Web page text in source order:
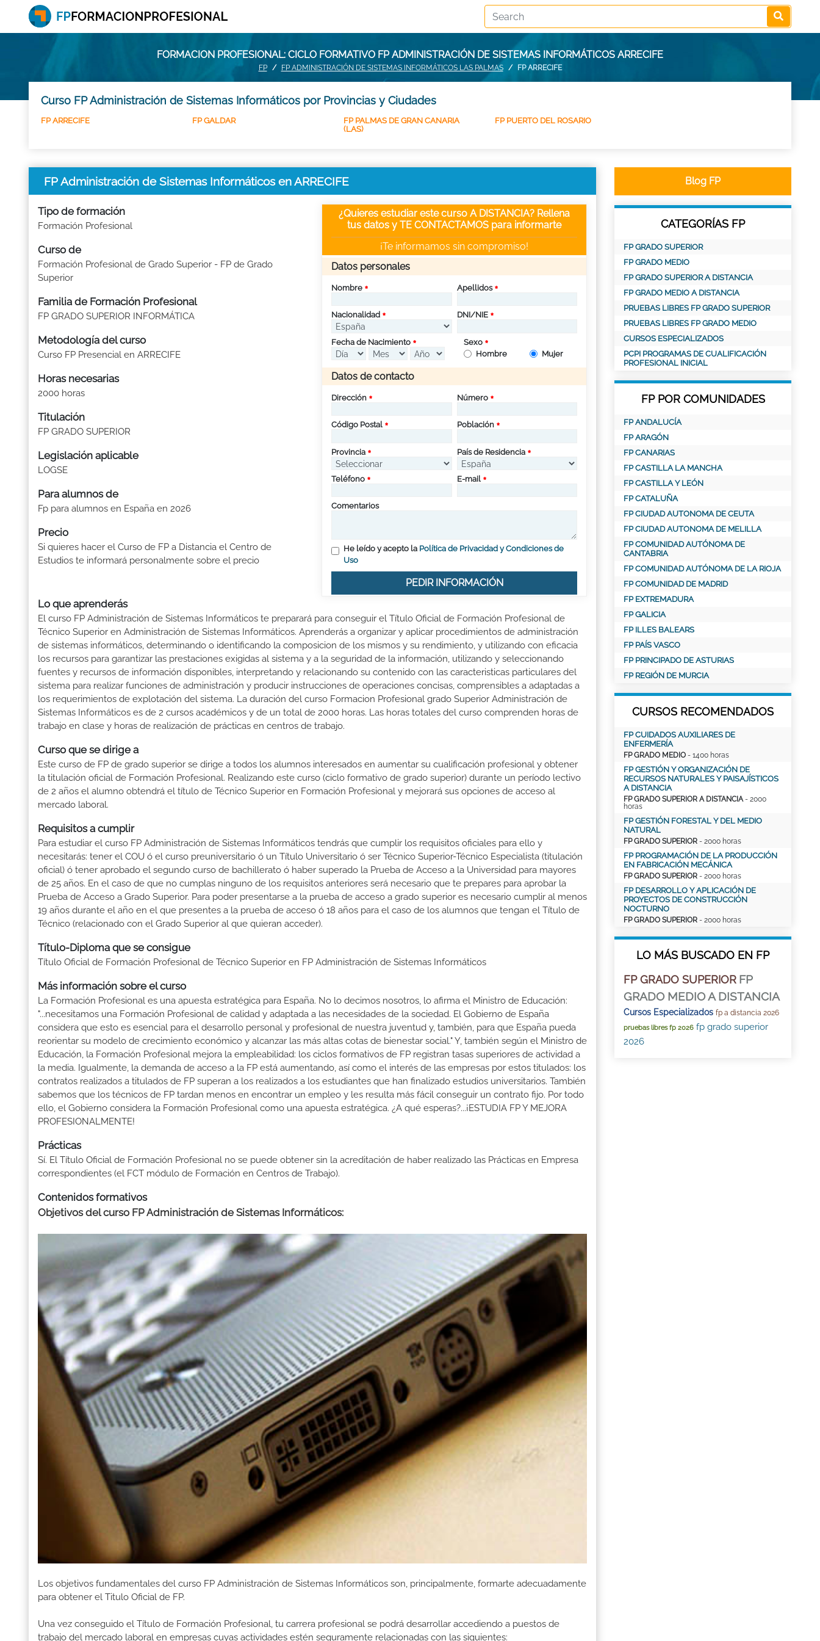
FORMACION PROFESIONAL: CICLO FORMATIVO FP ADMINISTRACIÓN DE SISTEMAS INFORMÁTICOS ARRECIFE
FP FP ADMINISTRACIÓN DE SISTEMAS INFORMÁTICOS LAS PALMAS FP ARRECIFE
Curso FP Administración de Sistemas Informáticos por Provincias y Ciudades
FP ARRECIFE FP GALDAR
FP PALMAS DE GRAN CANARIA
(LAS)
FP PUERTO DEL ROSARIO
FP Administración de Sistemas Informáticos en ARRECIFE
Tipo de formación
Formación Profesional
Curso de
Formación Profesional de Grado Superior - FP de Grado
Superior
Familia de Formación Profesional
FP GRADO SUPERIOR INFORMÁTICA
Metodología del curso
Curso FP Presencial en ARRECIFE
Horas necesarias
2000 horas
Titulación
FP GRADO SUPERIOR
Legislación aplicable
LOGSE
Para alumnos de
Fp para alumnos en España en 2026
Precio
Si quieres hacer el Curso de FP a Distancia el Centro de
Estudios te informará personalmente sobre el precio
¿Quieres estudiar este curso A DISTANCIA? Rellena
tus datos y TE CONTACTAMOS para informarte
¡Te informamos sin compromiso!
Datos personales
Nombre Apellidos
Nacionalidad DNI/NIE
Fecha de Nacimiento
Sexo
Hombre
Mujer
Datos de contacto
Dirección Número
Código Postal Población
Provincia País de Residencia
Teléfono E-mail
Comentarios
He leído y acepto la Política de Privacidad y Condiciones de
Uso
PEDIR INFORMACIÓN
Lo que aprenderás
El curso FP Administración de Sistemas Informáticos te preparará para conseguir el Título Oficial de Formación Profesional de
Técnico Superior en Administración de Sistemas Informáticos. Aprenderás a organizar y aplicar procedimientos de administración
de sistemas informáticos, determinando o identificando la composicion de los mismos y su rendimiento, y utilizando con eficacia
los recursos para garantizar las prestaciones exigidas al sistema y a la seguridad de la información, utilizando y seleccionando
fuentes y recursos de información disponibles, interpretando y relacionando su contenido con las caracteristicas particulares del
sistema para realizar funciones de administración y producir instrucciones de operaciones concisas, comprensibles a adaptadas a
los requerimientos de explotación del sistema. La duración del curso Formacion Profesional grado Superior Administración de
Sistemas Informáticos es de 2 cursos académicos y de un total de 2000 horas. Las horas totales del curso comprenden horas de
trabajo en clase y horas de realización de prácticas en centros de trabajo.
Curso que se dirige a
Este curso de FP de grado superior se dirige a todos los alumnos interesados en aumentar su cualificación profesional y obtener
la titulación oficial de Formación Profesional. Realizando este curso (ciclo formativo de grado superior) durante un período lectivo
de 2 años el alumno obtendrá el título de Técnico Superior en Formación Profesional y mejorará sus opciones de acceso al
mercado laboral.
Requisitos a cumplir
Para estudiar el curso FP Administración de Sistemas Informáticos tendrás que cumplir los requisitos oficiales para ello y
necesitarás: tener el COU ó el curso preuniversitario ó un Título Universitario ó ser Técnico Superior-Técnico Especialista (titulación
oficial) ó tener aprobado el segundo curso de bachillerato ó haber superado la Prueba de Acceso a la Universidad para mayores
de 25 años. En el caso de que no cumplas ninguno de los requisitos anteriores será necesario que te prepares para aprobar la
Prueba de Acceso a Grado Superior. Para poder presentarse a la prueba de acceso a grado superior es necesario cumplir al menos
19 años durante el año en el que presentes a la prueba de acceso ó 18 años para el caso de los alumnos que tengan el Título de
Técnico (relacionado con el Grado Superior al que quieran acceder).
Título-Diploma que se consigue
Título Oficial de Formación Profesional de Técnico Superior en FP Administración de Sistemas Informáticos
Más información sobre el curso
La Formación Profesional es una apuesta estratégica para España. No lo decimos nosotros, lo afirma el Ministro de Educación:
"...necesitamos una Formación Profesional de calidad y adaptada a las necesidades de la sociedad. El Gobierno de España
considera que esto es esencial para el desarrollo personal y profesional de nuestra juventud y, también, para que España pueda
reorientar su modelo de crecimiento económico y alcanzar las más altas cotas de bienestar social." Y, también según el Ministro de
Educación, la Formación Profesional mejora la empleabilidad: los ciclos formativos de FP registran tasas superiores de actividad a
la media. Igualmente, la demanda de acceso a la FP está aumentando, así como el interés de las empresas por estos titulados: los
contratos realizados a titulados de FP superan a los realizados a los estudiantes que han finalizado estudios universitarios. También
sabemos que los técnicos de FP tardan menos en encontrar un empleo y les resulta más fácil conseguir un contrato fijo. Por todo
ello, el Gobierno considera la Formación Profesional como una apuesta estratégica. ¿A qué esperas?...¡ESTUDIA FP Y MEJORA
PROFESIONALMENTE!
Prácticas
Sí. El Título Oficial de Formación Profesional no se puede obtener sin la acreditación de haber realizado las Prácticas en Empresa
correspondientes (el FCT módulo de Formación en Centros de Trabajo).
Contenidos formativos
Objetivos del curso FP Administración de Sistemas Informáticos:
Los objetivos fundamentales del curso FP Administración de Sistemas Informáticos son, principalmente, formarte adecuadamente
para obtener el Titulo Oficial de FP.
Una vez conseguido el Título de Formación Profesional, tu carrera profesional se podrá desarrollar accediendo a puestos de
trabajo del mercado laboral en empresas cuyas actividades estén seguramente relacionadas con las siguientes:
Blog FP
CATEGORÍAS FP
FP GRADO SUPERIOR
FP GRADO MEDIO
FP GRADO SUPERIOR A DISTANCIA
FP GRADO MEDIO A DISTANCIA
PRUEBAS LIBRES FP GRADO SUPERIOR
PRUEBAS LIBRES FP GRADO MEDIO
CURSOS ESPECIALIZADOS
PCPI PROGRAMAS DE CUALIFICACIÓN
PROFESIONAL INICIAL
FP POR COMUNIDADES
FP ANDALUCÍA
FP ARAGÓN
FP CANARIAS
FP CASTILLA LA MANCHA
FP CASTILLA Y LEÓN
FP CATALUÑA
FP CIUDAD AUTONOMA DE CEUTA
FP CIUDAD AUTONOMA DE MELILLA
FP COMUNIDAD AUTÓNOMA DE
CANTABRIA
FP COMUNIDAD AUTÓNOMA DE LA RIOJA
FP COMUNIDAD DE MADRID
FP EXTREMADURA
FP GALICIA
FP ILLES BALEARS
FP PAÍS VASCO
FP PRINCIPADO DE ASTURIAS
FP REGIÓN DE MURCIA
CURSOS RECOMENDADOS
FP CUIDADOS AUXILIARES DE
ENFERMERÍA
FP GRADO MEDIO - 1400 horas
FP GESTIÓN Y ORGANIZACIÓN DE
RECURSOS NATURALES Y PAISAJÍSTICOS
A DISTANCIA
FP GRADO SUPERIOR A DISTANCIA- 2000
horas
FP GESTIÓN FORESTAL Y DEL MEDIO
NATURAL
FP GRADO SUPERIOR - 2000 horas
FP PROGRAMACIÓN DE LA PRODUCCIÓN
EN FABRICACIÓN MECÁNICA
FP GRADO SUPERIOR - 2000 horas
FP DESARROLLO Y APLICACIÓN DE
PROYECTOS DE CONSTRUCCIÓN
NOCTURNO
FP GRADO SUPERIOR - 2000 horas
LO MÁS BUSCADO EN FP
FP GRADO SUPERIOR FP
GRADO MEDIO A DISTANCIA
Cursos Especializados fp a distancia 2026
pruebas libres fp 2026 fp grado superior
2026